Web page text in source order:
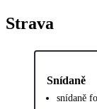
Strava
Snídaně
snídaně